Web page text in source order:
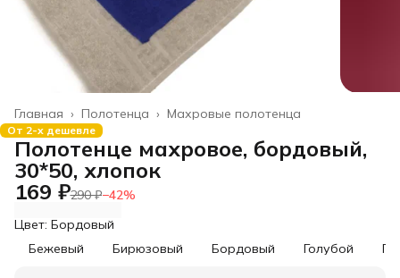
Махровые полотенца
Полотенца ›
Главная ›
От 2-х дешевле
Полотенце махровое, бордовый,
30*50, хлопок
169 ₽290 ₽−42%
Цвет: Бордовый
Бежевый
Бирюзовый Бордовый Голубой